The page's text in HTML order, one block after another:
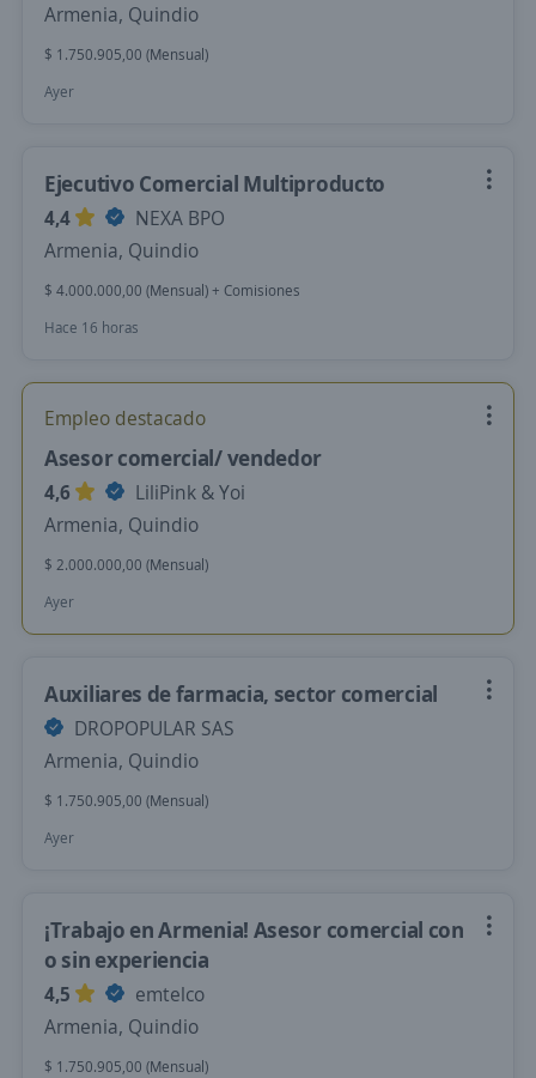
Armenia, Quindio
$ 1.750.905,00 (Mensual)
Ayer
Ejecutivo Comercial Multiproducto
4,4
NEXA BPO
Armenia, Quindio
$ 4.000.000,00 (Mensual) + Comisiones
Hace 16 horas
Empleo destacado
Asesor comercial/ vendedor
4,6
LiliPink & Yoi
Armenia, Quindio
$ 2.000.000,00 (Mensual)
Ayer
Auxiliares de farmacia, sector comercial
DROPOPULAR SAS
Armenia, Quindio
$ 1.750.905,00 (Mensual)
Ayer
¡Trabajo en Armenia! Asesor comercial con
o sin experiencia
4,5
emtelco
Armenia, Quindio
$ 1.750.905,00 (Mensual)